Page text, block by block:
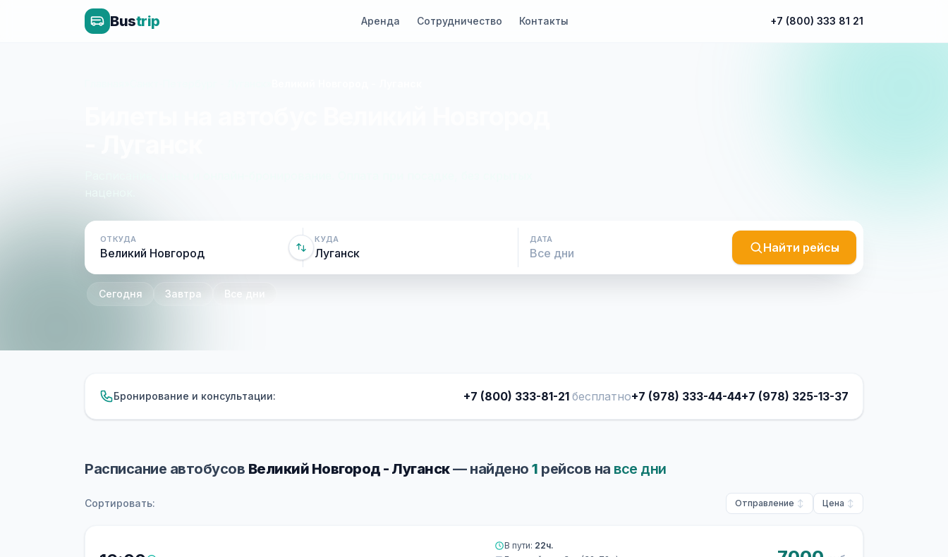
Bustrip Аренда Сотрудничество Контакты +7 (800) 333 81 21
ОТКУДА КУДА ДАТА
Найти рейсы
Сегодня Завтра Все дни
Бронирование и консультации: +7 (800) 333-81-21 бесплатно+7 (978) 333-44-44+7 (978) 325-13-37
Расписание автобусов Великий Новгород - Луганск— найдено 1 рейсов на все дни
Сортировать: Отправление Цена
В пути: 22ч.